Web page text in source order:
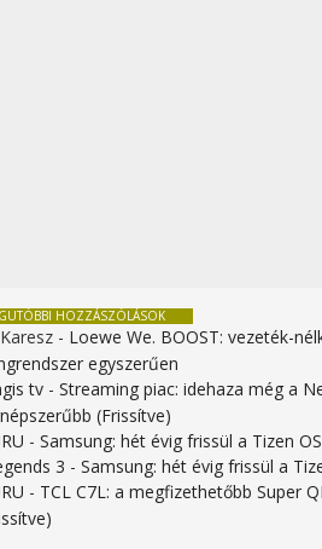
HOZZÁSZÓLÁSOK
- Loewe We. BOOST: vezeték-
egyszerűen
tv -Streaming piac: idehaza még a
(Frissítve)
-Samsung: hét évig frissül a Tizen
3 -Samsung: hét évig frissül a
- TCL C7L: a megfizethetőbb Super